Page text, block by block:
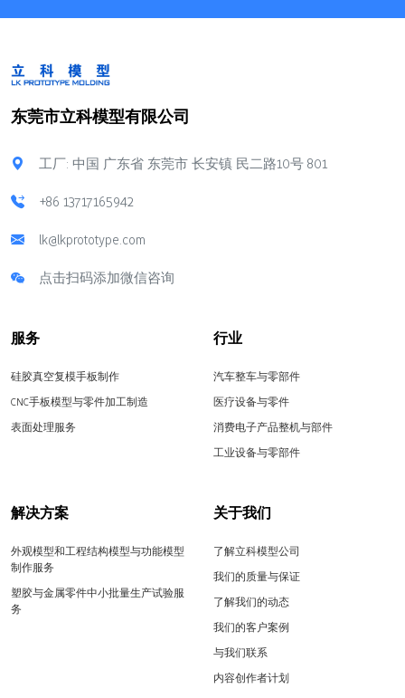
东莞市立科模型有限公司
工厂: 中国 广东省 东莞市 长安镇 民二路10号 801
+86 13717165942
lk@lkprototype.com
点击扫码添加微信咨询
服务
硅胶真空复模手板制作
CNC手板模型与零件加工制造
表面处理服务
行业
汽车整车与零部件
医疗设备与零件
消费电子产品整机与部件
工业设备与零部件
解决方案
外观模型和工程结构模型与功能模型
制作服务
塑胶与金属零件中小批量生产试验服
务
关于我们
了解立科模型公司
我们的质量与保证
了解我们的动态
我们的客户案例
与我们联系
内容创作者计划